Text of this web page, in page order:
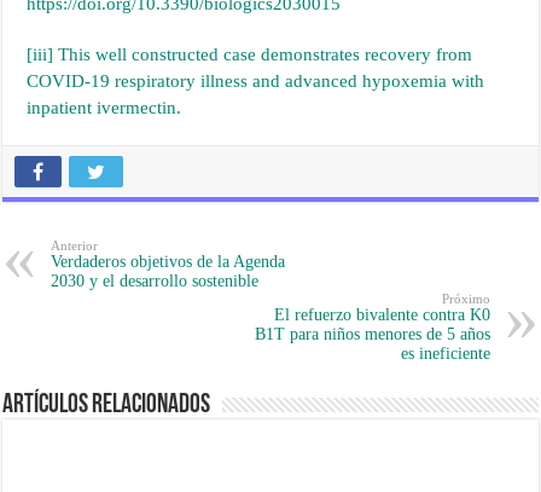
https://doi.org/10.3390/biologics2030015
[iii] This well constructed case demonstrates recovery from
COVID-19 respiratory illness and advanced hypoxemia with
inpatient ivermectin.
Anterior
Verdaderos objetivos de la Agenda
2030 y el desarrollo sostenible
Próximo
El refuerzo bivalente contra K0
B1T para niños menores de 5 años
es ineficiente
Artículos Relacionados